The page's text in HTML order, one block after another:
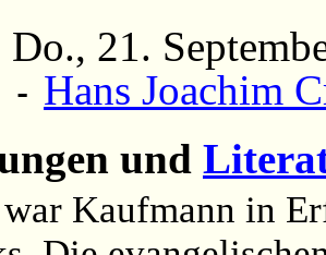
Do., 21.
- Hans Joachim
und
Kaufmann in